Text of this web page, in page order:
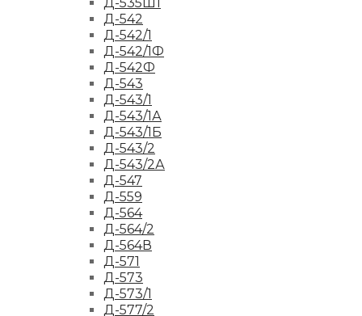
Д-542
Д-542/1
Д-542/1Ф
Д-542Ф
Д-543
Д-543/1
Д-543/1А
Д-543/1Б
Д-543/2
Д-543/2А
Д-547
Д-559
Д-564
Д-564/2
Д-564В
Д-571
Д-573
Д-573/1
Д-577/2